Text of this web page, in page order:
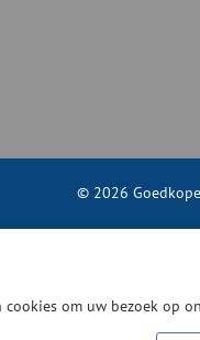
© 2026
om uw bezoek op